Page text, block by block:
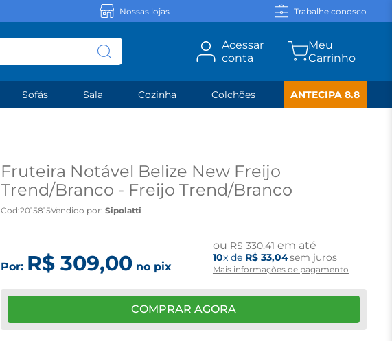
Nossas lojas Trabalhe conosco
Acessar
conta
Sofás Sala Cozinha Colchões ANTECIPA 8.8
Fruteira Notável Belize New Freijo
Trend/Branco - Freijo Trend/Branco
Cod:2015815Vendido por: Sipolatti
Por: R$ 309,00no pix
ou R$ 330,41 em até
10x de R$ 33,04sem juros
Mais informações de pagamento
COMPRAR AGORA